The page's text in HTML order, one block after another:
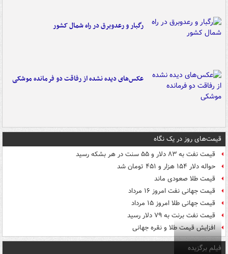
رگبار و رعدوبرق در راه شمال کشور
عکس‌های دیده نشده از رفاقت دو فرمانده‌ موشکی
قیمت‌های روز در یک نگاه
قیمت نفت به ۸۳ دلار و ۵۵ سنت در هر بشکه رسید
حواله دلار ۱۵۴ هزار و ۴۵۱ تومان شد
قیمت طلا صعودی ماند
قیمت جهانی نفت امروز ۱۶ مرداد
قیمت جهانی طلا امروز ۱۵ مرداد
قیمت نفت برنت به ۷۹ دلار رسید
افزایش قیمت طلا و نقره جهانی
فیلم برگزیده